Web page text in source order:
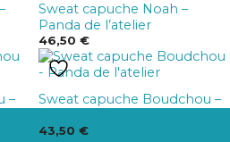
Sweat capuche Noah –
Panda de l’atelier
46,50 €
a
plusieurs
variations.
Les
options
–
Sweat capuche Boudchou –
43,50 €
Ce
produit
a